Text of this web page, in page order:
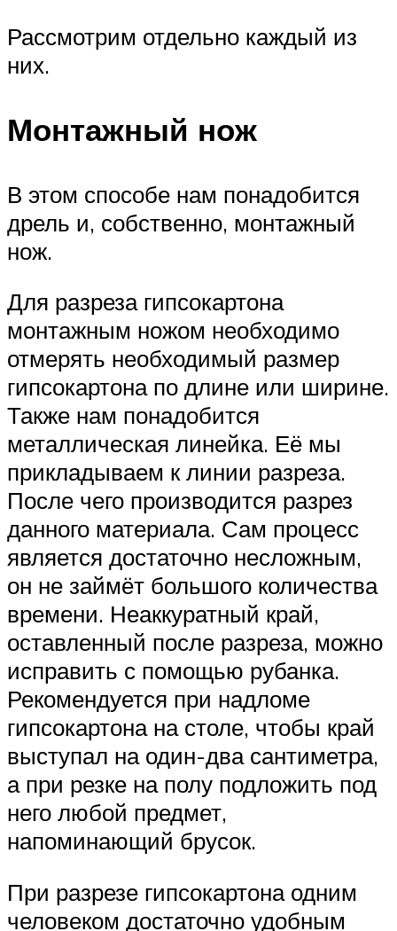
Рассмотрим отдельно каждый из
них.
Монтажный нож
В этом способе нам понадобится
дрель и, собственно, монтажный
нож.
Для разреза гипсокартона
монтажным ножом необходимо
отмерять необходимый размер
гипсокартона по длине или ширине.
Также нам понадобится
металлическая линейка. Её мы
прикладываем к линии разреза.
После чего производится разрез
данного материала. Сам процесс
является достаточно несложным,
он не займёт большого количества
времени. Неаккуратный край,
оставленный после разреза, можно
исправить с помощью рубанка.
Рекомендуется при надломе
гипсокартона на столе, чтобы край
выступал на один-два сантиметра,
а при резке на полу подложить под
него любой предмет,
напоминающий брусок.
При разрезе гипсокартона одним
человеком достаточно удобным